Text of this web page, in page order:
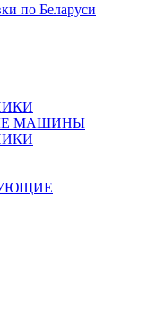
по Беларуси
МАШИНЫ